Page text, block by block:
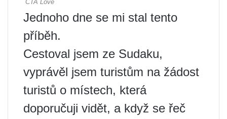
Jednoho dne se mi stal tento
příběh.
Cestoval jsem ze Sudaku,
vyprávěl jsem turistům na žádost
turistů o místech, která
doporučuji vidět, a když se řeč